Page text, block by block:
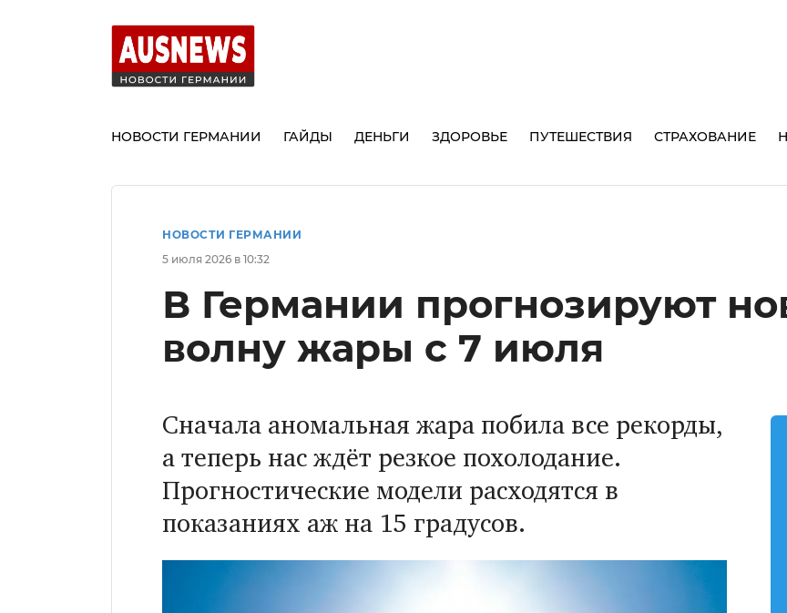
НОВОСТИ ГЕРМАНИИ ГАЙДЫ ДЕНЬГИ ЗДОРОВЬЕ ПУТЕШЕСТВИЯ СТРАХОВАНИЕ
НОВОСТИ ГЕРМАНИИ
5 июля 2026 в 10:32
В Германии прогнозируют
волну жары с 7 июля
Сначала аномальная жара побила все рекорды,
а теперь нас ждёт резкое похолодание.
Прогностические модели расходятся в
показаниях аж на 15 градусов.